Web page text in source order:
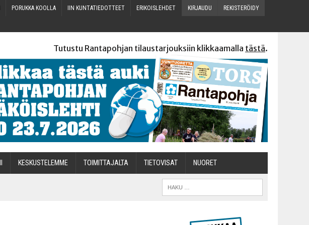
PORUK­KA KOOLLA IIN KUN­TA­TIE­DOT­TEET ERI­KOIS­LEH­DET KIR­JAU­DU REKIS­TE­RÖI­DY
Tutustu Rantapohjan tilaustarjouksiin klikkaamalla tästä.
KES­KUS­TE­LEM­ME TOI­MIT­TA­JAL­TA TIETOVISAT NUO­RET